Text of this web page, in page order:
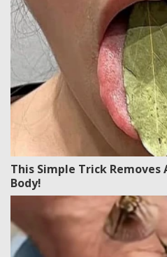
This Simple Trick Removes
Body!